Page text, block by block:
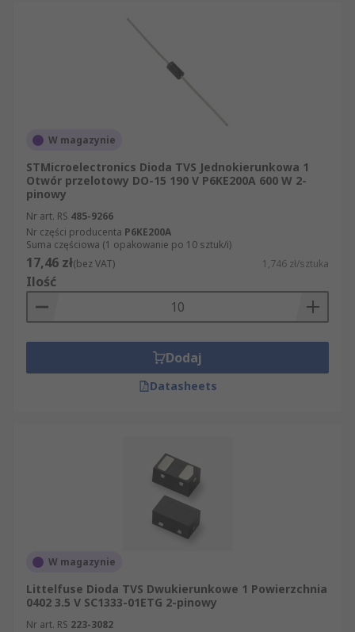
W magazynie
STMicroelectronics Dioda TVS Jednokierunkowa 1
Otwór przelotowy DO-15 190 V P6KE200A 600 W 2-
pinowy
Nr art. RS 485-9266
Nr części producenta P6KE200A
Suma częściowa (1 opakowanie po 10 sztuk/i)
17,46 zł(bez VAT) 1,746 zł/sztuka
Ilość
Dodaj
Datasheets
W magazynie
Littelfuse Dioda TVS Dwukierunkowe 1 Powierzchnia
0402 3.5 V SC1333-01ETG 2-pinowy
Nr art. RS 223-3082